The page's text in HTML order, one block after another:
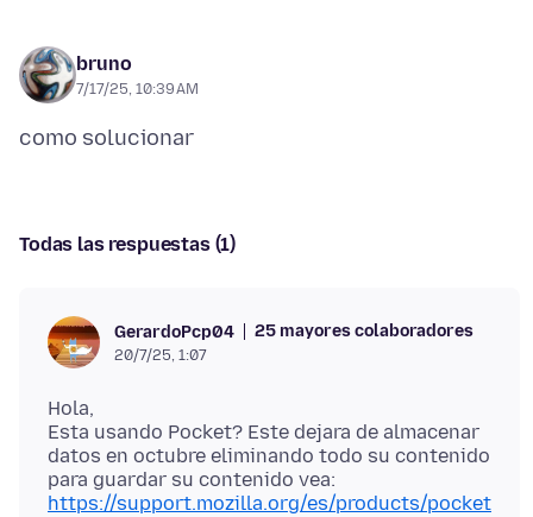
bruno
7/17/25, 10:39 AM
Todas las respuestas (1)
GerardoPcp04 25 mayores colaboradores
20/7/25, 1:07
Hola,
Esta usando Pocket? Este dejara de almacenar
datos en octubre eliminando todo su contenido
https://support.mozilla.org/es/products/pocket